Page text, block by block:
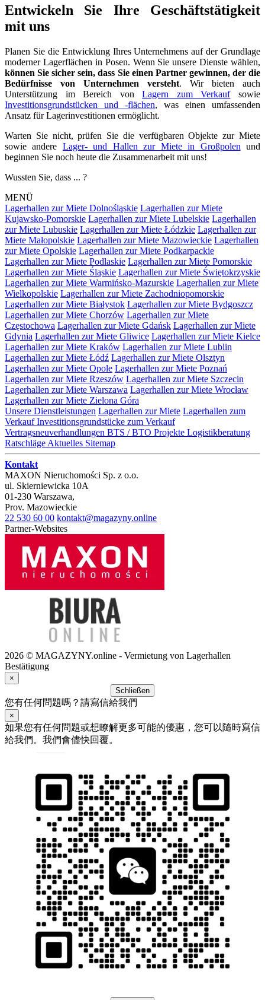
Entwickeln Sie Ihre Geschäftstätigkeit
mit uns
Planen Sie die Entwicklung Ihres Unternehmens auf der Grundlage
moderner Lagerflächen in Posen. Wenn Sie unsere Dienste wählen,
können Sie sicher sein, dass Sie einen Partner gewinnen, der die
Bedürfnisse von Unternehmen versteht. Wir bieten auch
Unterstützung im Bereich vonLagern zum Verkaufsowie
Investitionsgrundstücken und -flächen, was einen umfassenden
Ansatz für Lagerinvestitionen ermöglicht.
Warten Sie nicht, prüfen Sie die verfügbaren Objekte zur Miete
sowie andere Lager- und Hallen zur Miete in Großpolen und
beginnen Sie noch heute die Zusammenarbeit mit uns!
Wussten Sie, dass ... ?
MENÜ
Lagerhallen zur Miete Dolnośląskie Lagerhallen zur Miete
Kujawsko-Pomorskie Lagerhallen zur Miete Lubelskie Lagerhallen
zur Miete Lubuskie Lagerhallen zur Miete Łódzkie Lagerhallen zur
Miete Małopolskie Lagerhallen zur Miete Mazowieckie Lagerhallen
zur Miete Opolskie Lagerhallen zur Miete Podkarpackie
Lagerhallen zur Miete Podlaskie Lagerhallen zur Miete Pomorskie
Lagerhallen zur Miete Śląskie Lagerhallen zur Miete Świętokrzyskie
Lagerhallen zur Miete Warmińsko-Mazurskie Lagerhallen zur Miete
Wielkopolskie Lagerhallen zur Miete Zachodniopomorskie
Lagerhallen zur Miete Białystok Lagerhallen zur Miete Bydgoszcz
Lagerhallen zur Miete Chorzów Lagerhallen zur Miete
Częstochowa Lagerhallen zur Miete Gdańsk Lagerhallen zur Miete
Gdynia Lagerhallen zur Miete Gliwice Lagerhallen zur Miete Kielce
Lagerhallen zur Miete Kraków Lagerhallen zur Miete Lublin
Lagerhallen zur Miete Łódź Lagerhallen zur Miete Olsztyn
Lagerhallen zur Miete Opole Lagerhallen zur Miete Poznań
Lagerhallen zur Miete Rzeszów Lagerhallen zur Miete Szczecin
Lagerhallen zur Miete Warszawa Lagerhallen zur Miete Wrocław
Lagerhallen zur Miete Zielona Góra
Unsere Dienstleistungen Lagerhallen zur Miete Lagerhallen zum
VerkaufInvestitionsgrundstücke zum Verkauf
Vertragsneuverhandlungen BTS / BTO Projekte Logistikberatung
Ratschläge Aktuelles Sitemap
Kontakt
MAXON Nieruchomości Sp. z o.o.
ul. Skierniewicka 10A
01-230 Warszawa,
Prov. Mazowieckie
22 530 60 00 kontakt@magazyny.online
Partner-Websites
2026 © MAGAZYNY.online - Vermietung von Lagerhallen
Bestätigung
×
Schließen
您有任何問題嗎？請寫信給我們
×
如果您有任何問題或想瞭解更多可能的優惠，您可以隨時寫信
給我們。我們會儘快回覆。